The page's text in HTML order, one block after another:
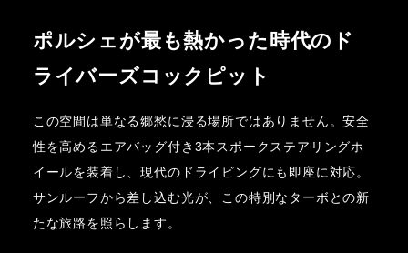
ポルシェが最も熱かった時代のド
ライバーズコックピット
この空間は単なる郷愁に浸る場所ではありません。安全
性を高めるエアバッグ付き3本スポークステアリングホ
イールを装着し、現代のドライビングにも即座に対応。
サンルーフから差し込む光が、この特別なターボとの新
たな旅路を照らします。